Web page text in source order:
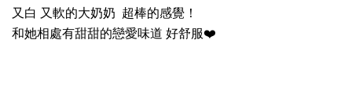
又白 又軟的大奶奶 超棒的感覺！
和她相處有甜甜的戀愛味道 好舒服❤️